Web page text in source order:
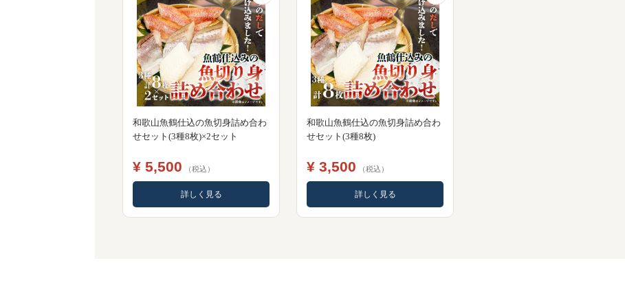
和歌山魚鶴仕込の魚切身詰め合わ
せセット(3種8枚)×2セット
¥ 5,500 （税込）
詳しく見る
和歌山魚鶴仕込の魚切身詰め合わ
せセット(3種8枚)
¥ 3,500 （税込）
詳しく見る